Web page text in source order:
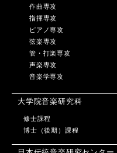
作曲専攻
指揮専攻
ピアノ専攻
弦楽専攻
管・打楽専攻
声楽専攻
音楽学専攻
大学院音楽研究科
修士課程
博士（後期）課程